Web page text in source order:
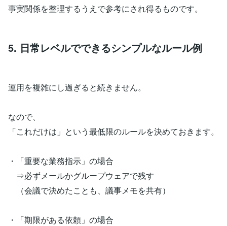
事実関係を整理するうえで参考にされ得るものです。
5. 日常レベルでできるシンプルなルール例
運用を複雑にし過ぎると続きません。
なので、
「これだけは」という最低限のルールを決めておきます。
・「重要な業務指示」の場合
⇒必ずメールかグループウェアで残す
（会議で決めたことも、議事メモを共有）
・「期限がある依頼」の場合